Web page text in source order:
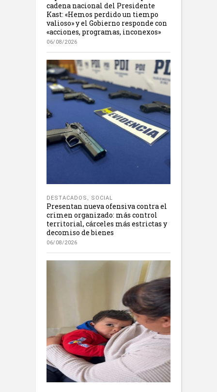
cadena nacional del Presidente
Kast: «Hemos perdido un tiempo
valioso» y el Gobierno responde con
«acciones, programas, inconexos»
06/08/2026
DESTACADOS , SOCIAL
Presentan nueva ofensiva contra el
crimen organizado: más control
territorial, cárceles más estrictas y
decomiso de bienes
06/08/2026